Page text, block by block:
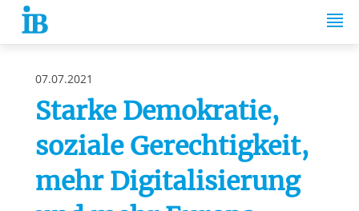
Springe zum Inhalt
07.07.2021
Starke Demokratie,
soziale Gerechtigkeit,
mehr Digitalisierung